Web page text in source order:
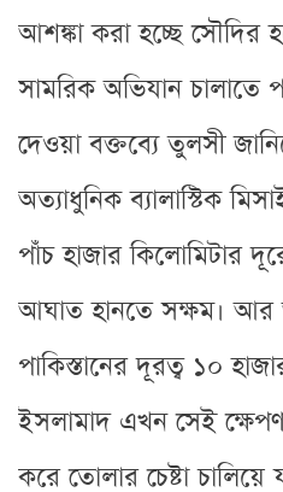
আশঙ্কা করা হচ্ছে সৌদির
সামরিক অভিযান চালাতে
দেওয়া বক্তব্যে তুলসী
অত্যাধুনিক ব্যালাস্টিক
পাঁচ হাজার কিলোমিটার
আঘাত হানতে সক্ষম। আর
পাকিস্তানের দূরত্ব ১০
ইসলামাদ এখন সেই
করে তোলার চেষ্টা